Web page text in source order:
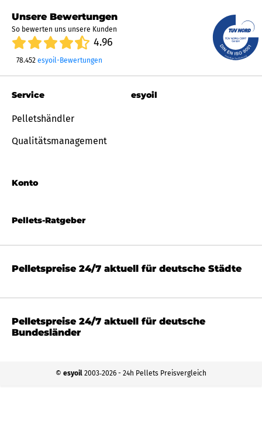
Unsere Bewertungen
So bewerten uns unsere Kunden
4.96
78.452 esyoil-Bewertungen
Pellets-Ratgeber
Service
Pelletshändler
Qualitätsmanagement
Konto
esyoil
Pelletspreise 24/7 aktuell für deutsche Städte
Pelletspreise 24/7 aktuell für deutsche
Bundesländer
© esyoil 2003‐2026 - 24h Pellets Preisvergleich